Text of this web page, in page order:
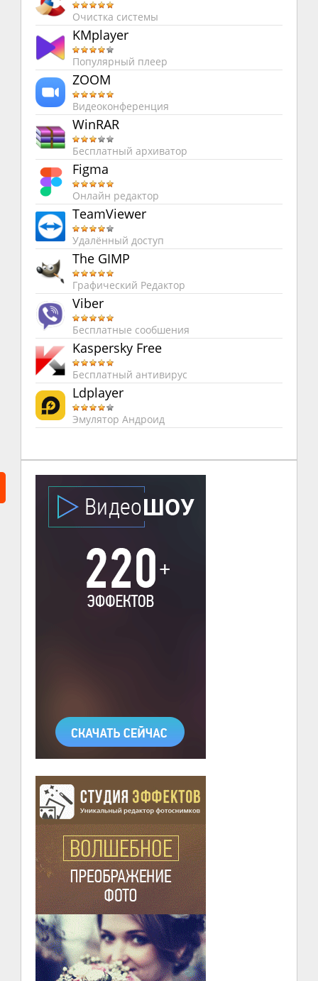
Очистка системы
KMplayer
Популярный плеер
ZOOM
Видеоконференция
WinRAR
Бесплатный архиватор
Figma
Онлайн редактор
TeamViewer
Удалённый доступ
The GIMP
Графический Редактор
Viber
Бесплатные сообшения
Kaspersky Free
Бесплатный антивирус
Ldplayer
Эмулятор Андроид